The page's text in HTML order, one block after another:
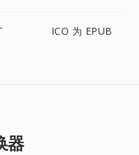
ICO 为 EPUB
器